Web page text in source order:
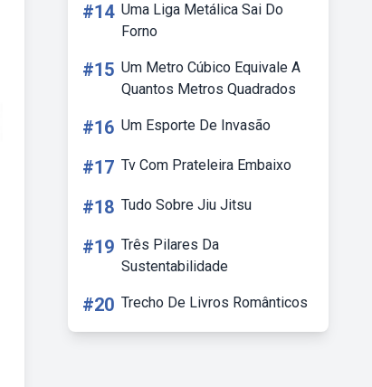
#14 Uma Liga Metálica Sai Do
Forno
#15 Um Metro Cúbico Equivale A
Quantos Metros Quadrados
#16 Um Esporte De Invasão
#17 Tv Com Prateleira Embaixo
#18 Tudo Sobre Jiu Jitsu
#19 Três Pilares Da
Sustentabilidade
#20 Trecho De Livros Românticos